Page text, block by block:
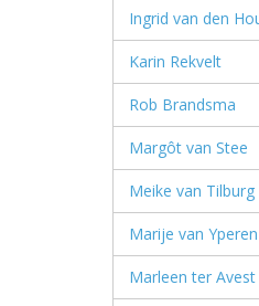
Ingrid van den
Karin Rekvelt
Rob Brandsma
Margôt van Stee
Meike van Tilburg
Marije van Yperen
Marleen ter Avest